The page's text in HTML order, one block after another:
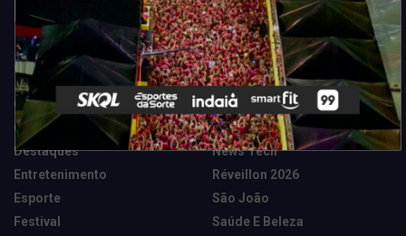
Categorias
Camarote Vip Junino
Cidade
Destaques
Entretenimento
Esporte
Festival
Marketing E Negócios
Música
News Tech
Réveillon 2026
São João
Saúde E Beleza